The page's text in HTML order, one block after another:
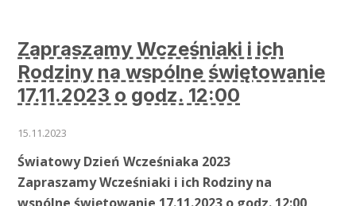
Zapraszamy Wcześniaki i ich
Rodziny na wspólne świętowanie
17.11.2023 o godz. 12:00
15.11.2023
Światowy Dzień Wcześniaka 2023
Zapraszamy Wcześniaki i ich Rodziny na